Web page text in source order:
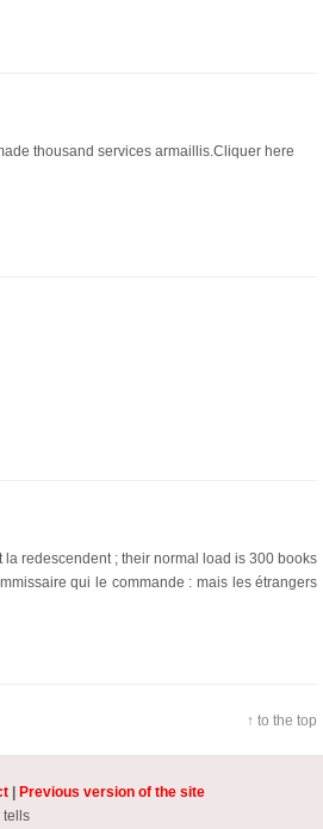
thousand services armaillis.Cliquer here
redescendent ; their normal load is 300 books
qui le commande : mais les étrangers
↑ to the top
|
Previous version of the site
tells